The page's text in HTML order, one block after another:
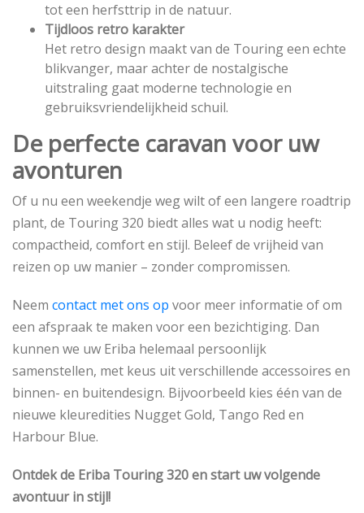
tot een herfsttrip in de natuur.
Tijdloos retro karakter
Het retro design maakt van de Touring een echte
blikvanger, maar achter de nostalgische
uitstraling gaat moderne technologie en
gebruiksvriendelijkheid schuil.
De perfecte caravan voor uw
avonturen
Of u nu een weekendje weg wilt of een langere roadtrip
plant, de Touring 320 biedt alles wat u nodig heeft:
compactheid, comfort en stijl. Beleef de vrijheid van
reizen op uw manier – zonder compromissen.
Neem contact met ons op voor meer informatie of om
een afspraak te maken voor een bezichtiging. Dan
kunnen we uw Eriba helemaal persoonlijk
samenstellen, met keus uit verschillende accessoires en
binnen- en buitendesign. Bijvoorbeeld kies één van de
nieuwe kleuredities Nugget Gold, Tango Red en
Harbour Blue.
Ontdek de Eriba Touring 320 en start uw volgende
avontuur in stijl!